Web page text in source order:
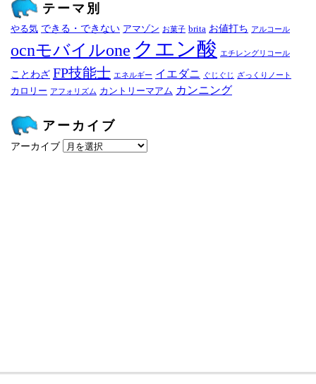
テーマ別
やる気 できる・できない アマゾン お菓子 brita お値打ち アルコール
ocnモバイルone クエン酸 エチレングリコール
ことわざ FP技能士 エネルギー イエダニ ぐじぐじ ざっくりノート
カロリー アフォリズム カントリーマアム カンニング
アーカイブ
アーカイブ